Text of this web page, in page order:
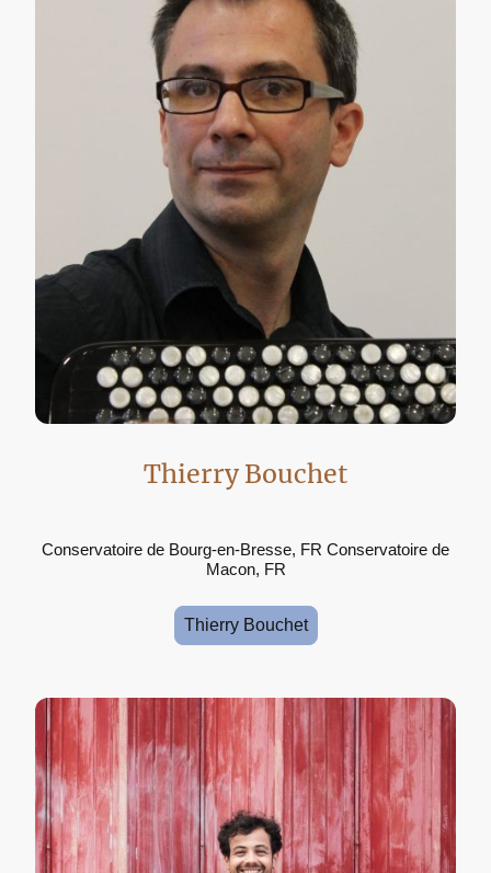
Thierry Bouchet
Conservatoire de Bourg-en-Bresse, FR Conservatoire de
Macon, FR
Thierry Bouchet